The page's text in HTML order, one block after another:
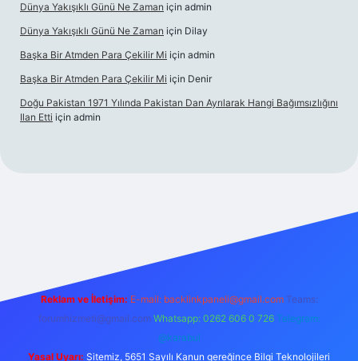
Dünya Yakışıklı Günü Ne Zaman için admin
Dünya Yakışıklı Günü Ne Zaman için Dilay
Başka Bir Atmden Para Çekilir Mi için admin
Başka Bir Atmden Para Çekilir Mi için Denir
Doğu Pakistan 1971 Yılında Pakistan Dan Ayrılarak Hangi Bağımsızlığını
Ilan Etti için admin
Reklam ve İletişim: E-mail: backlinkpaneli@gmail.com Teams:
forumhizmeti@gmail.com Whatsapp: 0262 606 0 726 Telegram:
@karabul
Yasal Uyarı: Sitemiz, 5651 Sayılı Kanun gereğince Bilgi Teknolojileri